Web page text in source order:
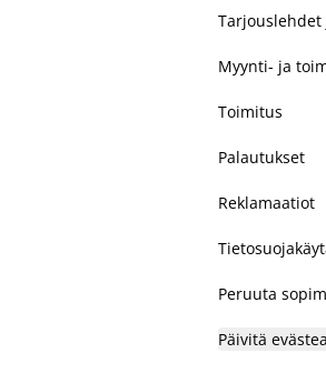
Tarjouslehdet
Myynti- ja
Toimitus
Palautukset
Reklamaatiot
Peruuta
Päivitä